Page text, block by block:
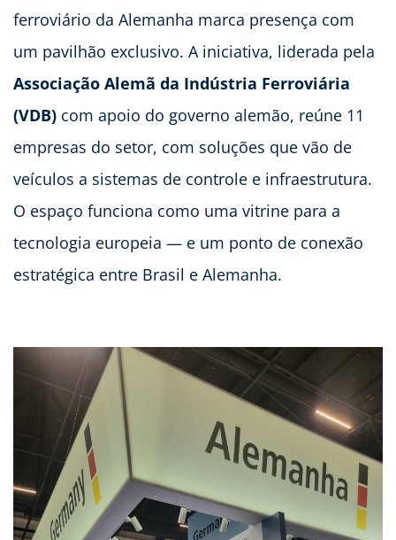
ferroviário da Alemanha marca presença com
um pavilhão exclusivo. A iniciativa, liderada pela
Associação Alemã da Indústria Ferroviária
(VDB) com apoio do governo alemão, reúne 11
empresas do setor, com soluções que vão de
veículos a sistemas de controle e infraestrutura.
O espaço funciona como uma vitrine para a
tecnologia europeia — e um ponto de conexão
estratégica entre Brasil e Alemanha.